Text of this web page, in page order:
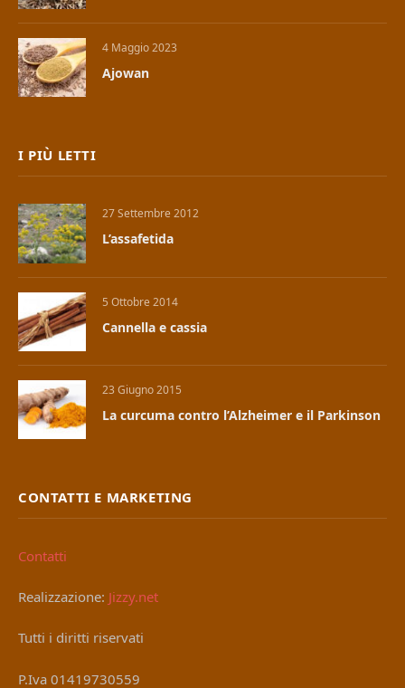
4 Maggio 2023
Ajowan
I PIÙ LETTI
27 Settembre 2012
L’assafetida
5 Ottobre 2014
Cannella e cassia
23 Giugno 2015
La curcuma contro l’Alzheimer e il Parkinson
CONTATTI E MARKETING
Contatti
Realizzazione: Jizzy.net
Tutti i diritti riservati
P.Iva 01419730559